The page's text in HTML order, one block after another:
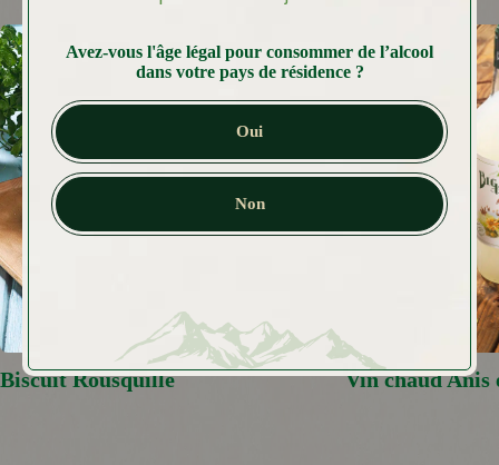
Avez-vous l'âge légal pour consommer de l’alcool
dans votre pays de résidence ?
Oui
Non
Biscuit Rousquille Vin chaud Anis